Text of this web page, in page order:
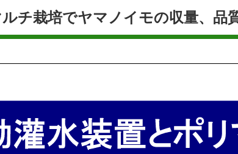
ルチ栽培でヤマノイモの収量、